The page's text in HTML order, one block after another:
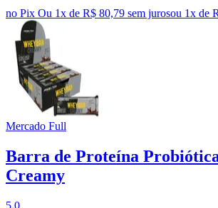
no Pix Ou 1x de R$ 80,79 sem jurosou 1x de
Mercado Full
Barra de Proteína
Creamy
5.0